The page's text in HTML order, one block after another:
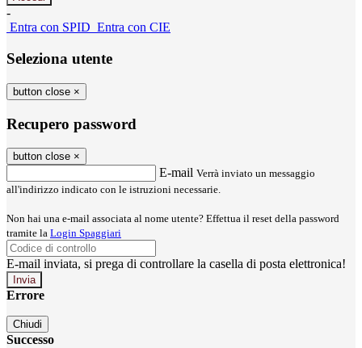
-
Entra con SPID Entra con CIE
Seleziona utente
button close ×
Recupero password
button close ×
E-mail Verrà inviato un messaggio
all'indirizzo indicato con le istruzioni necessarie.
Non hai una e-mail associata al nome utente? Effettua il reset della password
tramite la Login Spaggiari
E-mail inviata, si prega di controllare la casella di posta elettronica!
Errore
Chiudi
Successo